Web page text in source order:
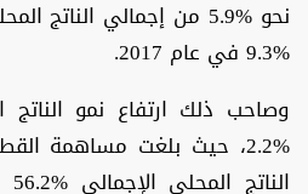
%9.3 في عام 2017.
وصاحب ذلك ارتفاع نمو
%2.2، حيث بلغت مساهمة